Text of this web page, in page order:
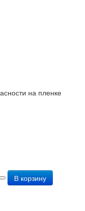
В корзину